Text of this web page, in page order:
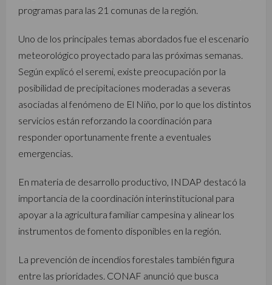
programas para las 21 comunas de la región.
Uno de los principales temas abordados fue el escenario
meteorológico proyectado para las próximas semanas.
Según explicó el seremi, existe preocupación por la
posibilidad de precipitaciones moderadas a severas
asociadas al fenómeno de El Niño, por lo que los distintos
servicios están reforzando la coordinación para
responder oportunamente frente a eventuales
emergencias.
En materia de desarrollo productivo, INDAP destacó la
importancia de la coordinación interinstitucional para
apoyar a la agricultura familiar campesina y alinear los
instrumentos de fomento disponibles en la región.
La prevención de incendios forestales también figura
entre las prioridades. CONAF anunció que busca